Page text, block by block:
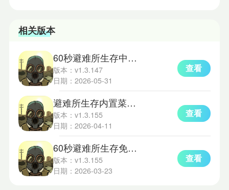
相关版本
60秒避难所生存中文版
版本：v1.3.147
日期：2026-05-31
查看
避难所生存内置菜单版
版本：v1.3.155
日期：2026-04-11
查看
60秒避难所生存免费版
版本：v1.3.155
日期：2026-03-23
查看